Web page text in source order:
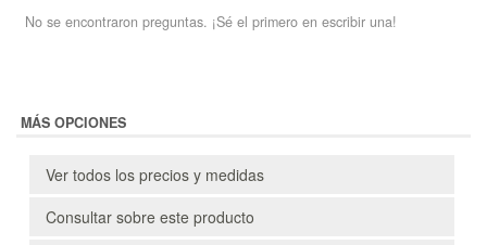
No se encontraron preguntas. ¡Sé el primero en escribir una!
MÁS OPCIONES
Ver todos los precios y medidas
Consultar sobre este producto